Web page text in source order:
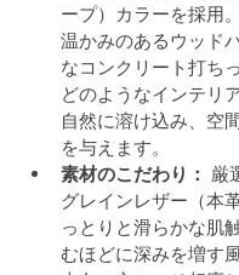
ープ）カラーを採用
温かみのあるウッド
なコンクリート打ち
どのようなインテリ
自然に溶け込み、空
を与えます。
素材のこだわり： 厳
グレインレザー（本
っとりと滑らかな肌
むほどに深みを増す